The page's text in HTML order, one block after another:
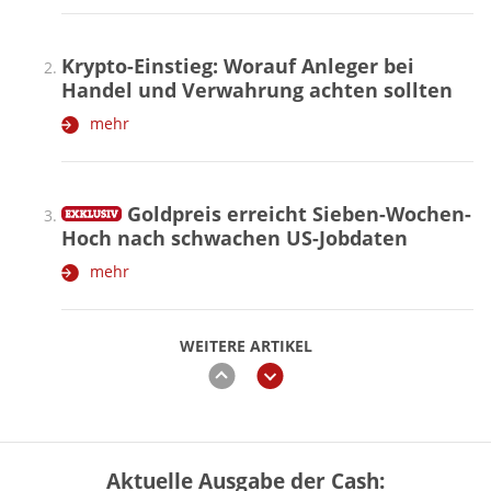
WEITERE ARTIKEL
zurückweiter
Krypto-Einstieg: Worauf Anleger bei
Handel und Verwahrung achten sollten
mehr
Goldpreis erreicht Sieben-Wochen-
Hoch nach schwachen US-Jobdaten
mehr
Vermieter-Zutritt: Wann Mieter
Aktuelle Ausgabe der Cash: